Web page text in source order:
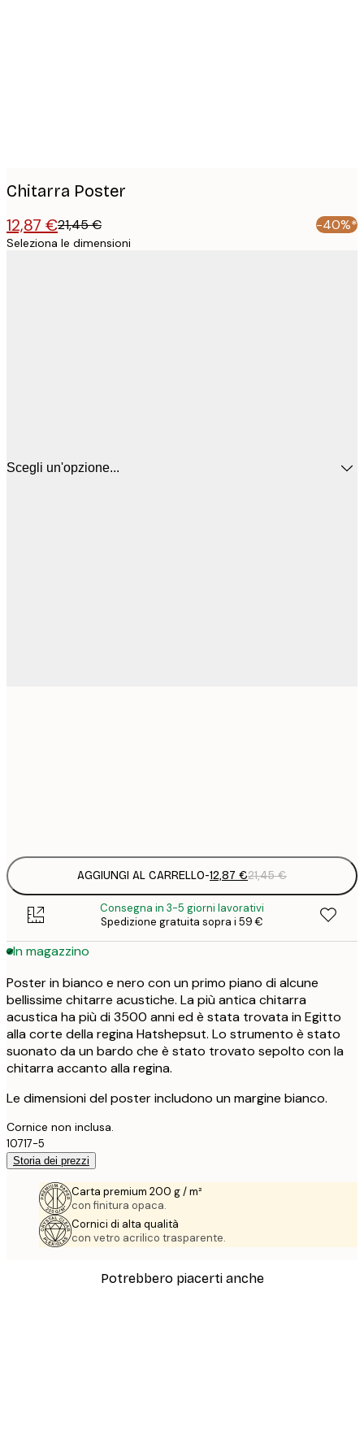
Chitarra Poster
12,87 €21,45 € -40%*
Seleziona le dimensioni
Scegli un'opzione...
AGGIUNGI AL CARRELLO-12,87 €21,45 €
Consegna in 3-5 giorni lavorativi
Spedizione gratuita sopra i 59 €
In magazzino
Poster in bianco e nero con un primo piano di alcune
bellissime chitarre acustiche. La più antica chitarra
acustica ha più di 3500 anni ed è stata trovata in Egitto
alla corte della regina Hatshepsut. Lo strumento è stato
suonato da un bardo che è stato trovato sepolto con la
chitarra accanto alla regina.
Le dimensioni del poster includono un margine bianco.
Cornice non inclusa.
10717-5
Storia dei prezzi
Carta premium 200 g / m²
con finitura opaca.
Cornici di alta qualità
con vetro acrilico trasparente.
Potrebbero piacerti anche